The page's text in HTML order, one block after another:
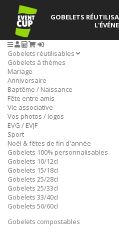
GOBELETS
Gobelets réutilisables
Gobelets à thèmes
Mariage
Anniversaire
Baptême / Naissance
Fête entre amis
Vie associative
Vos photos / logos
EVG / EVJF
Sport
Noël & fêtes de fin d'année
Gobelets 100% personnalisables
Gobelets 10/12cl
Gobelets 15/18cl
Gobelets 25/28cl
Gobelets 25/33cl
Gobelets 33/40cl
Gobelets 50/60cl
Gobelets compostables